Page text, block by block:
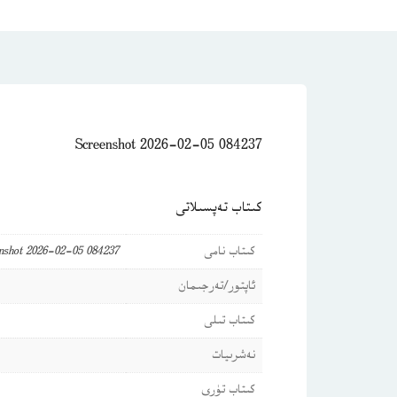
Screenshot 2026-02-05 084237
كىتاب تەپسىلاتى
كىتاب نامى
2026-02-05 084237
ئاپتور/تەرجىمان
كىتاب تىلى
نەشرىيات
كىتاب تۈرى